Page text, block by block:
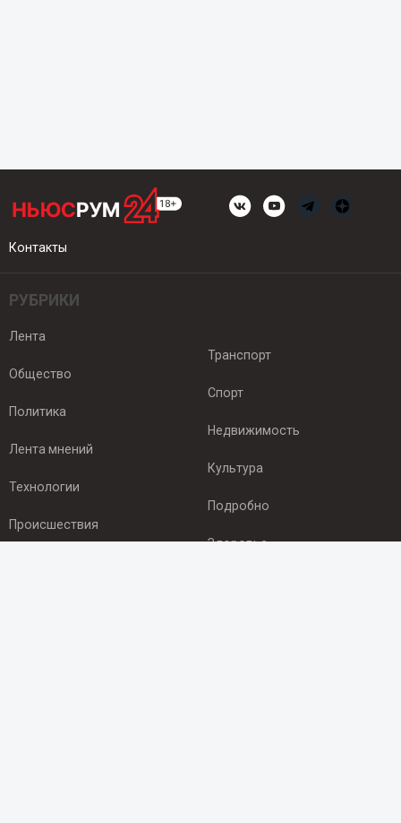
Контакты
РУБРИКИ
Лента
Общество
Политика
Лента мнений
Технологии
Происшествия
Транспорт
Спорт
Недвижимость
Культура
Подробно
Здоровье